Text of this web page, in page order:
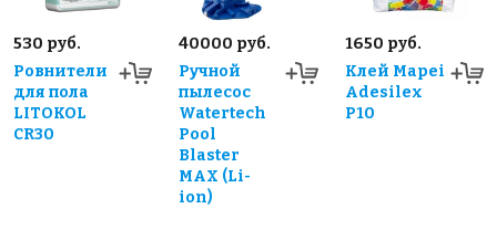
530 руб.
Ровнители
для пола
LITOKOL
CR30
40000 руб.
Ручной
пылесос
Watertech
Pool
Blaster
MAX (Li-
ion)
1650 руб.
Клей Mapei
Adesilex
P10